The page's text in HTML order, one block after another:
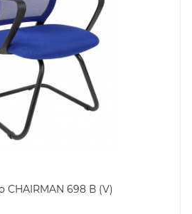
698 В (V)